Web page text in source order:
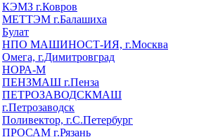
КЭМЗ г.Ковров
МЕТТЭМ г.Балашиха
Булат
НПО МАШИНОСТ-ИЯ, г.Москва
Омега, г.Димитровград
НОРА-М
ПЕНЗМАШ г.Пенза
ПЕТРОЗАВОДСКМАШ
г.Петрозаводск
Поливектор, г.С.Петербург
ПРОСАМ г.Рязань